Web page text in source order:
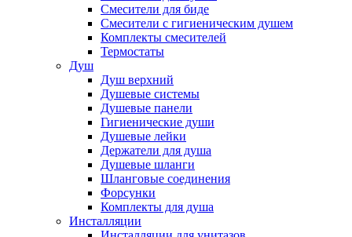
Смесители для биде
Смесители с гигиеническим душем
Комплекты смесителей
Термостаты
Душ
Душ верхний
Душевые системы
Душевые панели
Гигиенические души
Душевые лейки
Держатели для душа
Душевые шланги
Шланговые соединения
Форсунки
Комплекты для душа
Инсталляции